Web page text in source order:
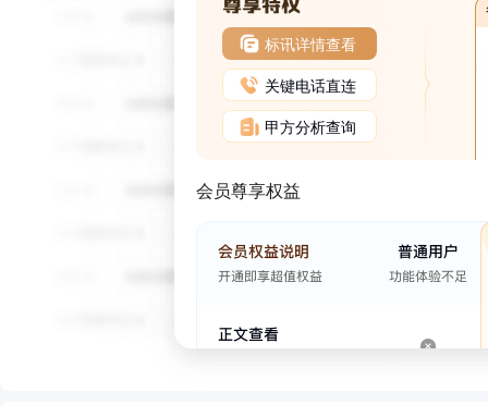
标讯详情查看
关键电话直连
甲方分析查询
会员尊享权益